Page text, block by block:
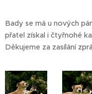
Bady se má u nových
přatel získal i čtyřnohé
Děkujeme za zasílání